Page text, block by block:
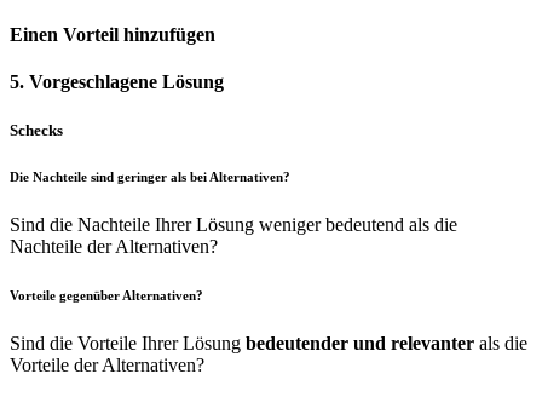
Einen Vorteil hinzufügen
5. Vorgeschlagene Lösung
Schecks
Die Nachteile sind geringer als bei Alternativen?
Sind die Nachteile Ihrer Lösung weniger bedeutend als die
Nachteile der Alternativen?
Vorteile gegenüber Alternativen?
Sind die Vorteile Ihrer Lösung bedeutender und relevanter als die
Vorteile der Alternativen?